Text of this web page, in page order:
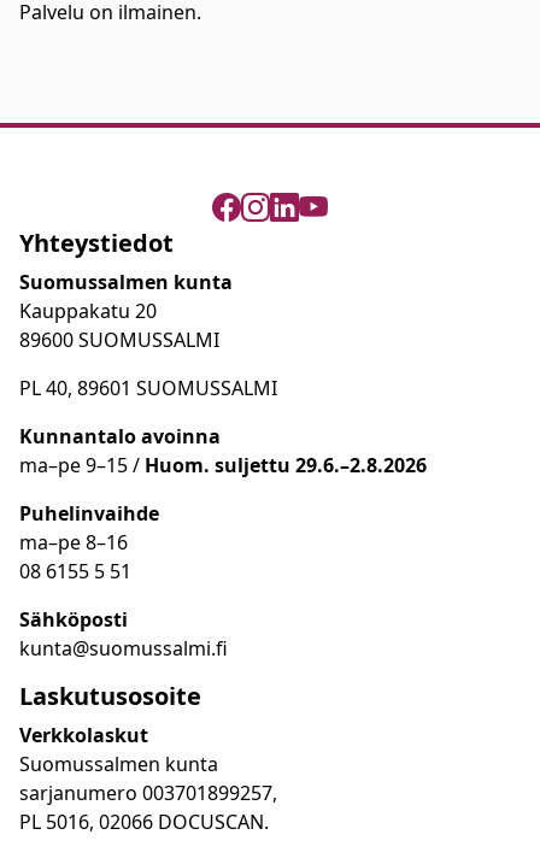
Palvelu on ilmainen.
Yhteystiedot
Suomussalmen kunta
Kauppakatu 20
89600 SUOMUSSALMI
PL 40, 89601 SUOMUSSALMI
Kunnantalo avoinna
ma–pe 9–15 / Huom. suljettu 29.6.–2.8.2026
Puhelinvaihde
ma–pe 8–16
08 6155 5 51
Sähköposti
kunta@suomussalmi.fi
Laskutusosoite
Verkkolaskut
Suomussalmen kunta
sarjanumero 003701899257,
PL 5016, 02066 DOCUSCAN.